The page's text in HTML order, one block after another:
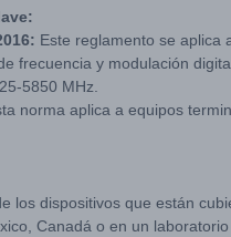
Este reglamento se aplica
frecuencia y modulación
5850 MHz.
norma aplica a equipos
los dispositivos que están
Canadá o en un